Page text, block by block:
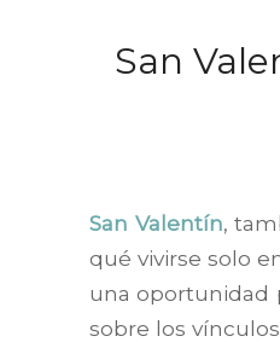
San
San Valentín,
qué vivirse solo
una oportunidad
sobre los